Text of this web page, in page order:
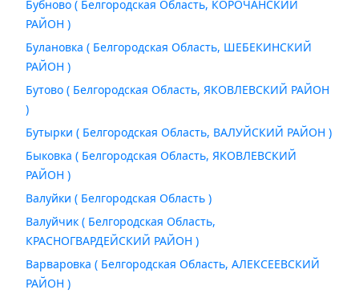
Бубново ( Белгородская Область, КОРОЧАНСКИЙ
РАЙОН )
Булановка ( Белгородская Область, ШЕБЕКИНСКИЙ
РАЙОН )
Бутово ( Белгородская Область, ЯКОВЛЕВСКИЙ РАЙОН
)
Бутырки ( Белгородская Область, ВАЛУЙСКИЙ РАЙОН )
Быковка ( Белгородская Область, ЯКОВЛЕВСКИЙ
РАЙОН )
Валуйки ( Белгородская Область )
Валуйчик ( Белгородская Область,
КРАСНОГВАРДЕЙСКИЙ РАЙОН )
Варваровка ( Белгородская Область, АЛЕКСЕЕВСКИЙ
РАЙОН )